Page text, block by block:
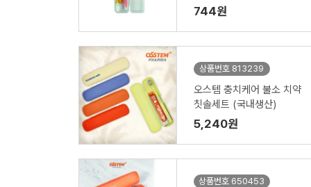
744원
상품번호 813239
오스템 충치케어 불소 치약
칫솔세트 (국내생산)
5,240원
상품번호 650453